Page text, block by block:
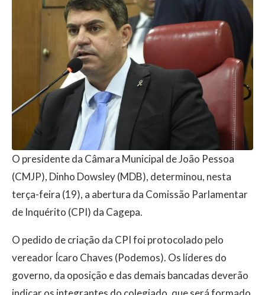
O presidente da Câmara Municipal de João Pessoa
(CMJP), Dinho Dowsley (MDB), determinou, nesta
terça-feira (19), a abertura da Comissão Parlamentar
de Inquérito (CPI) da Cagepa.
O pedido de criação da CPI foi protocolado pelo
vereador Ícaro Chaves (Podemos). Os líderes do
governo, da oposição e das demais bancadas deverão